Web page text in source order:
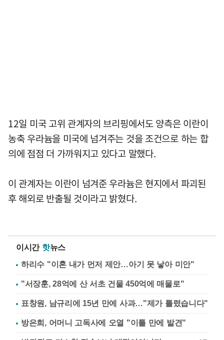
12일 미국 고위 관계자의 브리핑에서도 양측은 이란이
농축 우라늄을 미국에 넘겨주는 것을 조건으로 하는 합
의에 점점 더 가까워지고 있다고 말했다.
이 관계자는 이란이 넘겨준 우라늄은 현지에서 파괴된
후 해외로 반출될 것이라고 밝혔다.
이시간 핫뉴스
하리수 "이혼 내가 먼저 제안…아기 못 낳아 미안"
"서장훈, 28억에 산 서초 건물 450억에 매물로"
표창원, 남규리에 15년 만에 사과…"제가 틀렸습니다"
방은희, 어머니 고독사에 오열 "이틀 만에 발견"